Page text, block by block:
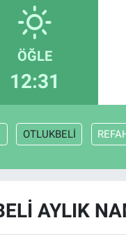
ÖĞLE
12:31
OTLUKBELİ
AYLIK